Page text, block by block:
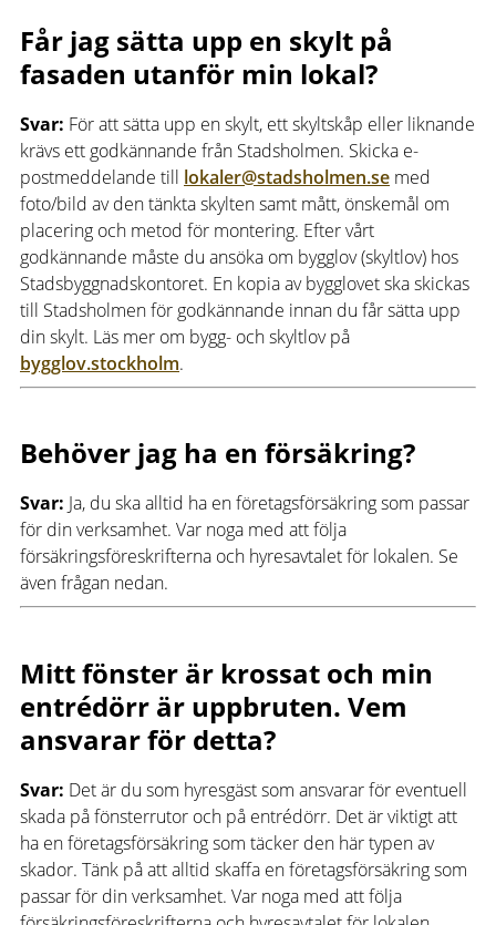
Får jag sätta upp en skylt på
fasaden utanför min lokal?
Svar: För att sätta upp en skylt, ett skyltskåp eller liknande
krävs ett godkännande från Stadsholmen. Skicka e-
postmeddelande till lokaler@stadsholmen.se med
foto/bild av den tänkta skylten samt mått, önskemål om
placering och metod för montering. Efter vårt
godkännande måste du ansöka om bygglov (skyltlov) hos
Stadsbyggnadskontoret. En kopia av bygglovet ska skickas
till Stadsholmen för godkännande innan du får sätta upp
din skylt. Läs mer om bygg- och skyltlov på
bygglov.stockholm.
Behöver jag ha en försäkring?
Svar: Ja, du ska alltid ha en företagsförsäkring som passar
för din verksamhet. Var noga med att följa
försäkringsföreskrifterna och hyresavtalet för lokalen. Se
även frågan nedan.
Mitt fönster är krossat och min
entrédörr är uppbruten. Vem
ansvarar för detta?
Svar: Det är du som hyresgäst som ansvarar för eventuell
skada på fönsterrutor och på entrédörr. Det är viktigt att
ha en företagsförsäkring som täcker den här typen av
skador. Tänk på att alltid skaffa en företagsförsäkring som
passar för din verksamhet. Var noga med att följa